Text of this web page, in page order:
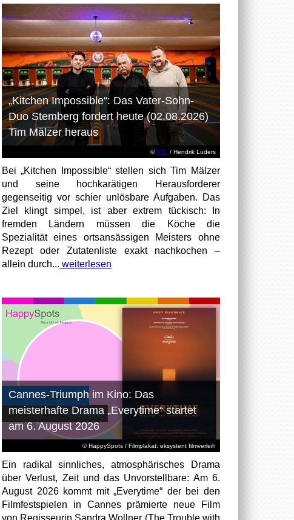
©RTL / Hendrik Lüders
„Kitchen Impossible“: Das Vater-Sohn-
Duo Stemberg fordert heute (02.08.2026)
Tim Mälzer heraus
Bei „Kitchen Impossible“ stellen sich Tim Mälzer
und seine hochkarätigen Herausforderer
gegenseitig vor schier unlösbare Aufgaben. Das
Ziel klingt simpel, ist aber extrem tückisch: In
fremden Ländern müssen die Köche die
Spezialität eines ortsansässigen Meisters ohne
Rezept oder Zutatenliste exakt nachkochen –
allein durch... weiterlesen
© HappySpots / Filmplakat: eksystent filmverleih
Cannes-Triumph im Kino: Das
meisterhafte Drama „Everytime“ startet
am 6. August 2026
Ein radikal sinnliches, atmosphärisches Drama
über Verlust, Zeit und das Unvorstellbare: Am 6.
August 2026 kommt mit „Everytime“ der bei den
Filmfestspielen in Cannes prämierte neue Film
von Regisseurin Sandra Wollner (The Trouble with